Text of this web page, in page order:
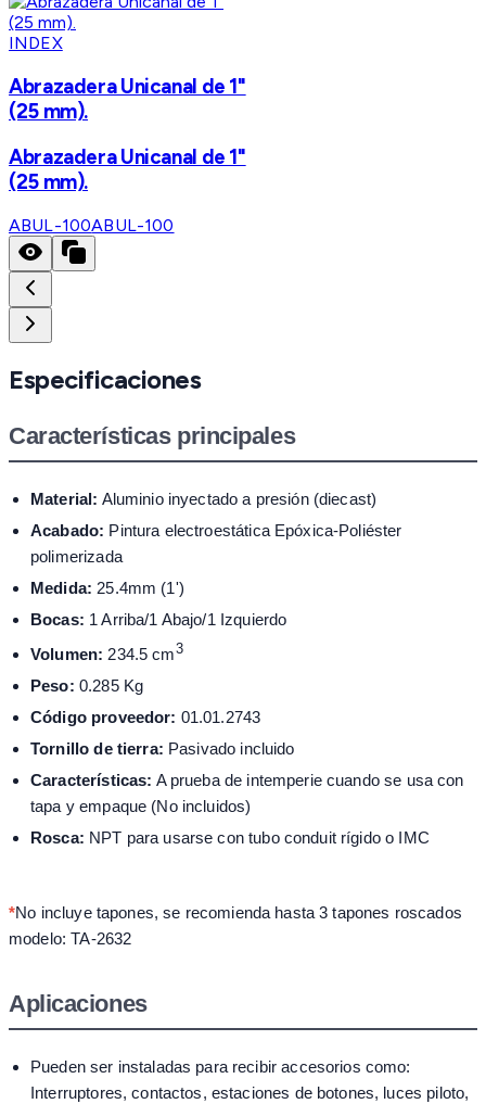
INDEX
Abrazadera Unicanal de 1"
(25 mm).
Abrazadera Unicanal de 1"
(25 mm).
ABUL-100ABUL-100
Especificaciones
Características principales
Material: Aluminio inyectado a presión (diecast)
Acabado: Pintura electroestática Epóxica-Poliéster
polimerizada
Medida: 25.4mm (1')
Bocas: 1 Arriba/1 Abajo/1 Izquierdo
Volumen: 234.5 cm3
Peso: 0.285 Kg
Código proveedor: 01.01.2743
Tornillo de tierra: Pasivado incluido
Características: A prueba de intemperie cuando se usa con
tapa y empaque (No incluidos)
Rosca: NPT para usarse con tubo conduit rígido o IMC
*No incluye tapones, se recomienda hasta 3 tapones roscados
modelo: TA-2632
Aplicaciones
Pueden ser instaladas para recibir accesorios como:
Interruptores, contactos, estaciones de botones, luces piloto,